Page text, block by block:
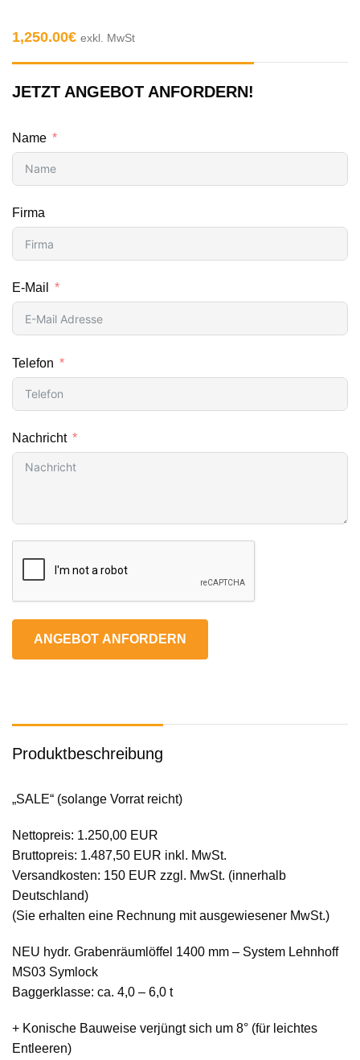
1,250.00€ exkl. MwSt
JETZT ANGEBOT ANFORDERN!
Name
Firma
E-Mail
Telefon
Nachricht
ANGEBOT ANFORDERN
Produktbeschreibung
„SALE“ (solange Vorrat reicht)
Nettopreis: 1.250,00 EUR
Bruttopreis: 1.487,50 EUR inkl. MwSt.
Versandkosten: 150 EUR zzgl. MwSt. (innerhalb
Deutschland)
(Sie erhalten eine Rechnung mit ausgewiesener MwSt.)
NEU hydr. Grabenräumlöffel 1400 mm – System Lehnhoff
MS03 Symlock
Baggerklasse: ca. 4,0 – 6,0 t
+ Konische Bauweise verjüngt sich um 8° (für leichtes
Entleeren)